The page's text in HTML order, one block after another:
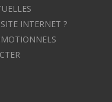
INTERNET ?